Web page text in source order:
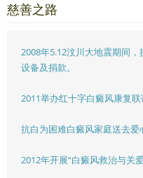
慈善之路
2008年5.12汶川大地震期间
设备及捐款。
2011举办红十字白癜风康复联
抗白为困难白癜风家庭送去爱
2012年开展“白癜风救治与关爱